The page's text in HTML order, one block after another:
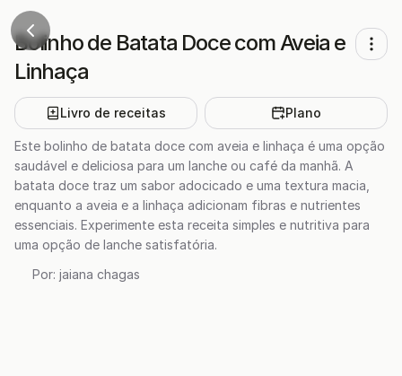
Bolinho de Batata Doce com Aveia e
Linhaça
Livro de receitas Plano
Este bolinho de batata doce com aveia e linhaça é uma opção
saudável e deliciosa para um lanche ou café da manhã. A
batata doce traz um sabor adocicado e uma textura macia,
enquanto a aveia e a linhaça adicionam fibras e nutrientes
essenciais. Experimente esta receita simples e nutritiva para
uma opção de lanche satisfatória.
Por: jaiana chagas